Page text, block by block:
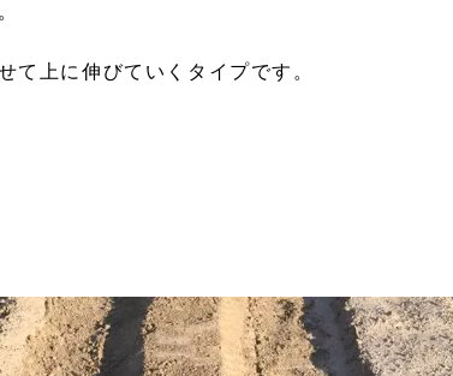
て上に伸びていくタイプです。